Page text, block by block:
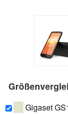
Gigaset